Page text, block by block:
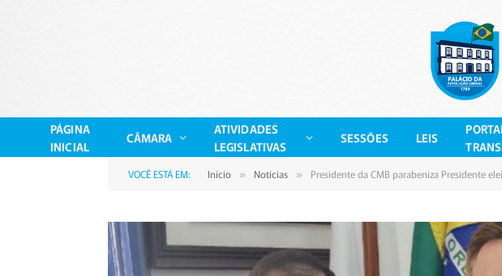
PÁGINA
INICIAL
CÂMARA
ATIVIDADES
LEGISLATIVAS
SESSÕES LEIS
VOCÊ ESTÁ EM: Início » Notícias » Presidente da CMB parabeniza Presidente